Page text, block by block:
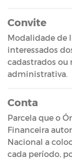
Convite
Modalidade de
interessados
cadastrados ou
administrativa.
Conta
Parcela que o
Financeira
Nacional a
cada período,